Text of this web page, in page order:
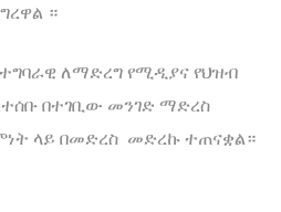
።
ለማድረግ የሚዲያና የህዝብ
በተገቢው መንገድ ማድረስ
ላይ በመድረስ መድረኩ ተጠናቋል።